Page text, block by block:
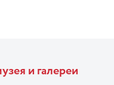
и галереи